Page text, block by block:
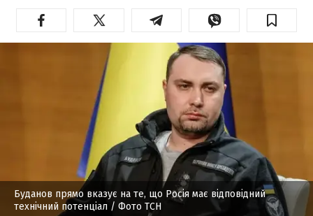
Буданов прямо вказує на те, що Росія має відповідний
технічний потенціал / Фото ТСН